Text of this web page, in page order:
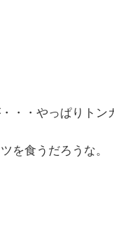
・・やっぱりトン
を食うだろうな。